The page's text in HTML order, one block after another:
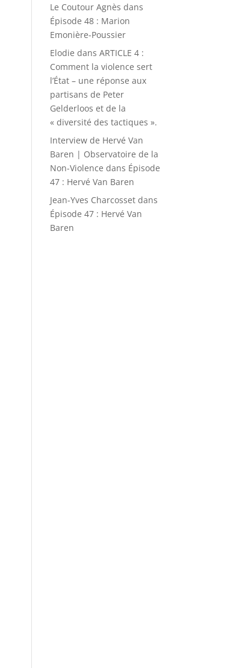
Le Coutour Agnès dans
Épisode 48 : Marion
Emonière-Poussier
Elodie dansARTICLE 4 :
Comment la violence sert
l’État – une réponse aux
partisans de Peter
Gelderloos et de la
« diversité des tactiques ».
Interview de Hervé Van
Baren | Observatoire de la
Non-Violence dans Épisode
47 : Hervé Van Baren
Jean-Yves Charcosset dans
Épisode 47 : Hervé Van
Baren